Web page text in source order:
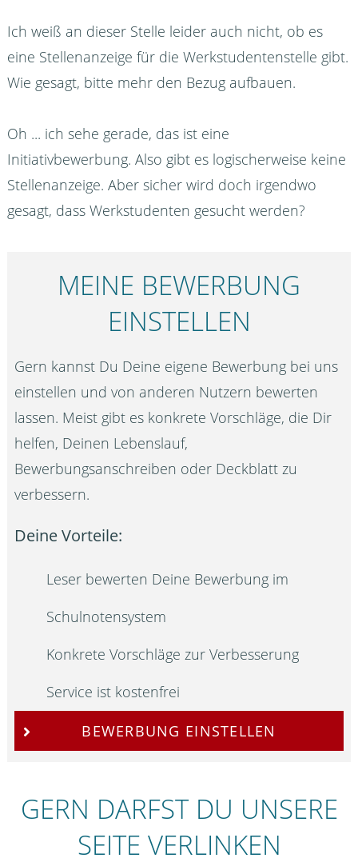
Ich weiß an dieser Stelle leider auch nicht, ob es
eine Stellenanzeige für die Werkstudentenstelle gibt.
Wie gesagt, bitte mehr den Bezug aufbauen.
Oh ... ich sehe gerade, das ist eine
Initiativbewerbung. Also gibt es logischerweise keine
Stellenanzeige. Aber sicher wird doch irgendwo
gesagt, dass Werkstudenten gesucht werden?
MEINE BEWERBUNG
EINSTELLEN
Gern kannst Du Deine eigene Bewerbung bei uns
einstellen und von anderen Nutzern bewerten
lassen. Meist gibt es konkrete Vorschläge, die Dir
helfen, Deinen Lebenslauf,
Bewerbungsanschreiben oder Deckblatt zu
verbessern.
Deine Vorteile:
Leser bewerten Deine Bewerbung im
Schulnotensystem
Konkrete Vorschläge zur Verbesserung
Service ist kostenfrei
BEWERBUNG EINSTELLEN
GERN DARFST DU UNSERE
SEITE VERLINKEN